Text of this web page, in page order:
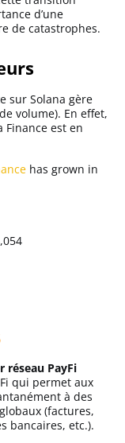
d’une
de catastrophes.
sur Solana gère
volume). En effet,
est en
has grown in
réseau PayFi
qui permet aux
à des
globaux (factures,
bancaires, etc.).